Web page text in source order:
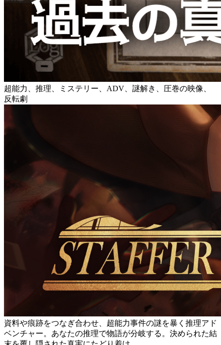
超能力、推理、ミステリー、ADV、謎解き、圧巻の映像、
反転劇
資料や痕跡をつなぎ合わせ、超能力事件の謎を暴く推理アド
ベンチャー。あなたの推理で物語が分岐する。決められた結